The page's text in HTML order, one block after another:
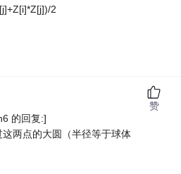
2
的回复:]
两点的大圆（半径等于球体
赞